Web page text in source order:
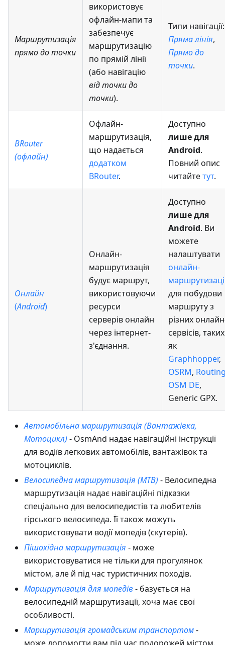
Маршрутизація
прямо до точки
використовує
офлайн-мапи та
забезпечує
маршрутизацію
по прямій лінії
(або навігацію
від точки до
точки).
Типи навігації:
Пряма лінія,
Прямо до
точки.
BRouter
(офлайн)
Офлайн-
маршрутизація,
що надається
додатком
BRouter.
Доступно
лише для
Android.
Повний опис
читайтетут.
Онлайн
(Android)
Онлайн-
маршрутизація
будує маршрут,
використовуючи
ресурси
серверів онлайн
через інтернет-
з'єднання.
Доступно
лише для
Android. Ви
можете
налаштувати
онлайн-
для побудови
маршруту з
різних
сервісів, таких
як
Graphhopper,
OSRM,
OSM DE,
Generic GPX.
Автомобільна маршрутизація (Вантажівка,
Мотоцикл) - OsmAnd надає навігаційні інструкції
для водіїв легкових автомобілів, вантажівок та
мотоциклів.
Велосипедна маршрутизація (MTB) - Велосипедна
маршрутизація надає навігаційні підказки
спеціально для велосипедистів та любителів
гірського велосипеда. Її також можуть
використовувати водії мопедів (скутерів).
Пішохідна маршрутизація - може
використовуватися не тільки для прогулянок
містом, але й під час туристичних походів.
Маршрутизація для мопедів- базується на
велосипедній маршрутизації, хоча має свої
особливості.
Маршрутизація громадським транспортом-